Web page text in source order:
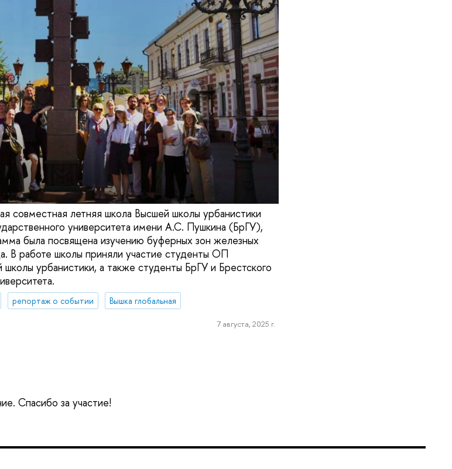
совместная летняя школа Высшей школы урбанистики
университета имени А.С. Пушкина (БрГУ),
была посвящена изучению буферных зон железных
В работе школы приняли участие студенты ОП
урбанистики, а также студенты БрГУ и Брестского
репортаж о событии
Вышка глобальная
7 августа, 2025 г.
Спасибо за участие!